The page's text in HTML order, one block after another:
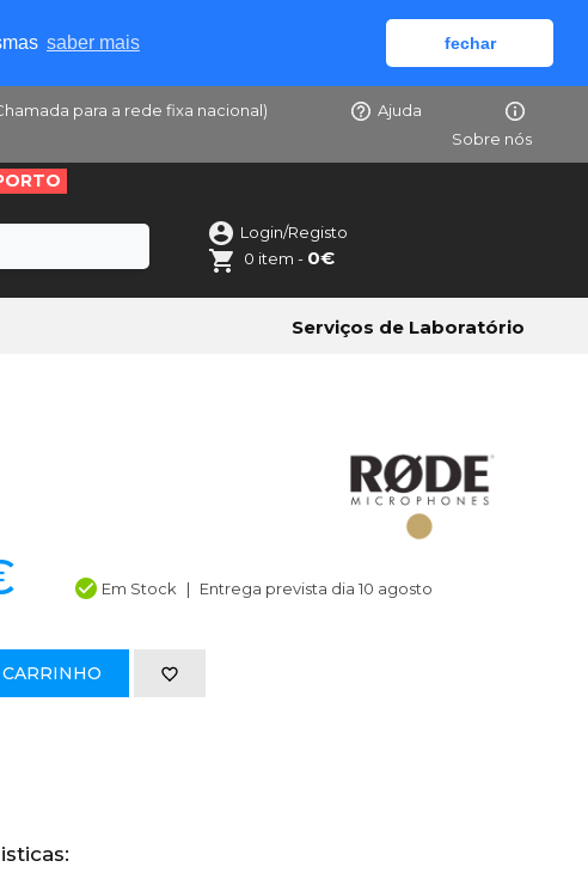
saber mais fechar
para a rede fixa nacional)
Ajuda
Sobre nós
Login/Registo
0 item - 0€
Serviços de Laboratório
Em Stock Entrega prevista dia 10 agosto